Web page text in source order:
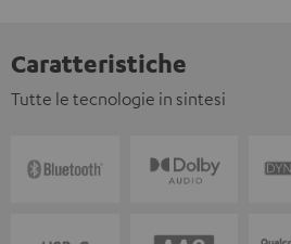
Caratteristiche
Tutte le tecnologie in sintesi